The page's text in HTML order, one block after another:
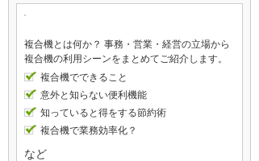
複合機とは何か？ 事務・営業・経営の立場から
複合機の利用シーンをまとめてご紹介します。
複合機でできること
意外と知らない便利機能
知っていると得をする節約術
複合機で業務効率化？
など